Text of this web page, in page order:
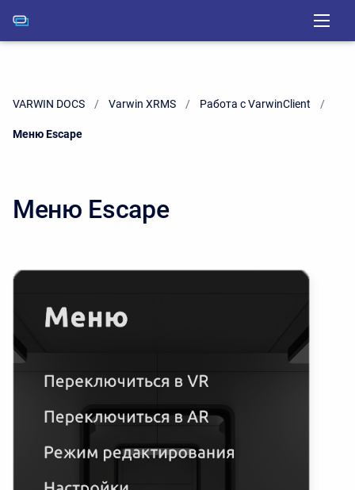
VARWIN DOCS Varwin XRMS Работа с VarwinClient
Current:
Меню Escape
Меню Escape